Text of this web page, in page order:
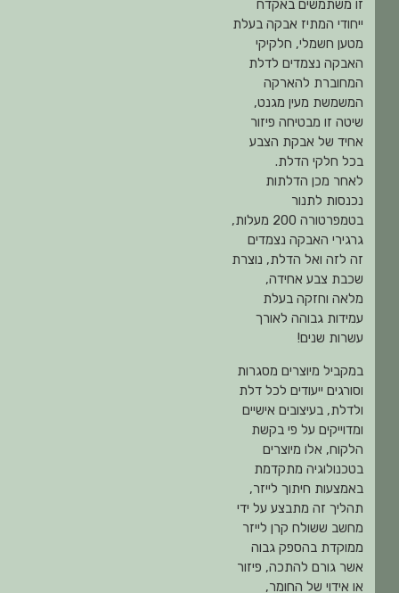
זו משתמשים באקדח
ייחודי המתיז אבקה בעלת
מטען חשמלי, חלקיקי
האבקה נצמדים לדלת
המחוברת להארקה
המשמשת מעין מגנט,
שיטה זו מבטיחה פיזור
אחיד של אבקת הצבע
בכל חלקי הדלת.
לאחר מכן הדלתות
נכנסות לתנור
בטמפרטורה 200 מעלות,
גרגירי האבקה נצמדים
זה לזה ואל הדלת, נוצרת
שכבת צבע אחידה,
מלאה וחזקה בעלת
עמידות גבוהה לאורך
עשרות שנים!
במקביל מיוצרים מסגרות
וסורגים ייעודים לכל דלת
ולדלת, בעיצובים אישיים
ומדוייקים על פי בקשת
הלקוח, אלו מיוצרים
בטכנולוגיה מתקדמת
באמצעות חיתוך לייזר,
תהליך זה מתבצע על ידי
מחשב ששולח קרן לייזר
ממוקדת בהספק גבוה
אשר גורם להתכה, פיזור
או אידוי של החומר,